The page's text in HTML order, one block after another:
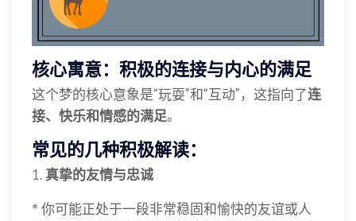
核心寓意：积极的连接与内心的满足
这个梦的核心意象是“玩耍”和“互动”，这指向了连
接、快乐和情感的满足。
常见的几种积极解读：
1. 真挚的友情与忠诚
* 你可能正处于一段非常稳固和愉快的友谊或人